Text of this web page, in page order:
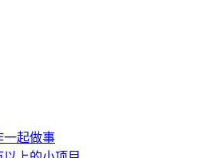
一起做事